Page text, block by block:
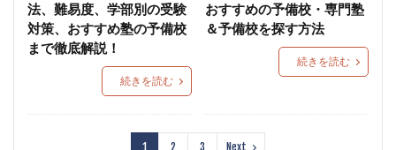
法、難易度、学部別の受験
対策、おすすめ塾の予備校
まで徹底解説！
続きを読む
おすすめの予備校・専門塾
＆予備校を探す方法
続きを読む
1 2 3 Next